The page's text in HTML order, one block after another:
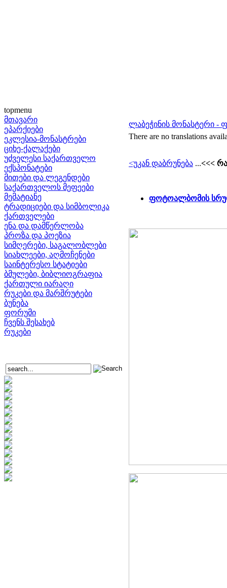
topmenu
მთავარი
ეპარქიები
ეკლესია-მონასტრები
ციხე-ქალაქები
უძველესი საქართველო
ექსპონატები
მითები და ლეგენდები
საქართველოს მეფეები
მემატიანე
ტრადიციები და სიმბოლიკა
ქართველები
ენა და დამწერლობა
პროზა და პოეზია
სიმღერები, საგალობლები
სიახლეები, აღმოჩენები
საინტერესო სტატიები
ბმულები, ბიბლიოგრაფია
ქართული იარაღი
რუკები და მარშრუტები
ბუნება
ფორუმი
ჩვენს შესახებ
რუკები
ლაბეჭინის მონასტერი
There are no translations
<უკან დაბრუნება ...<<<
ფოტოალბომის